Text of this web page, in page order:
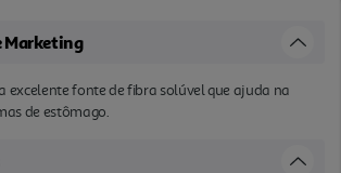
Marketing
excelente fonte de fibra solúvel que ajuda na
de estômago.